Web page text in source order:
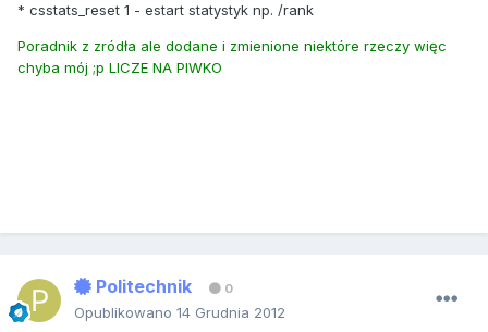
* csstats_reset 1 - estart statystyk np. /rank
Poradnik z zródła ale dodane i zmienione niektóre rzeczy więc
chyba mój ;p LICZE NA PIWKO
Politechnik 0
Opublikowano 14 Grudnia 2012